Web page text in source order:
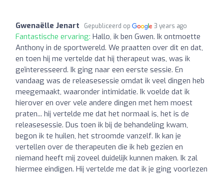
Gwenaëlle Jenart Gepubliceerd op 3 years ago
Fantastische ervaring: Hallo, ik ben Gwen. Ik ontmoette
Anthony in de sportwereld. We praatten over dit en dat,
en toen hij me vertelde dat hij therapeut was, was ik
geïnteresseerd. Ik ging naar een eerste sessie. En
vandaag was de releasesessie omdat ik veel dingen heb
meegemaakt, waaronder intimidatie. Ik voelde dat ik
hierover en over vele andere dingen met hem moest
praten... hij vertelde me dat het normaal is, het is de
releasesessie. Dus toen ik bij de behandeling kwam,
begon ik te huilen, het stroomde vanzelf. Ik kan je
vertellen over de therapeuten die ik heb gezien en
niemand heeft mij zoveel duidelijk kunnen maken. Ik zal
hiermee eindigen. Hij vertelde me dat ik je ging voorlezen